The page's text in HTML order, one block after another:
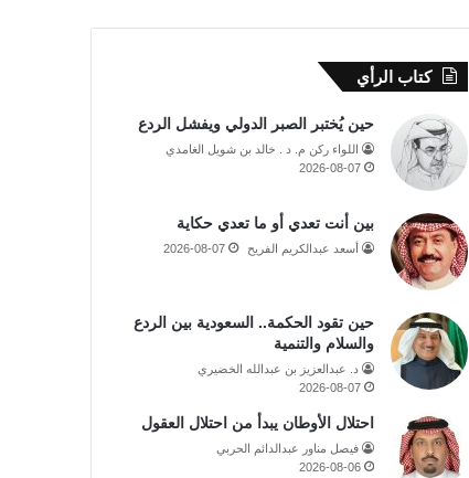
كتاب الرأي
حين يُختبر الصبر الدولي ويفشل الردع
اللواء ركن م. د . خالد بن شويل الغامدي
2026-08-07
بين أنت تعدي أو ما تعدي حكاية
أسعد عبدالكريم الفريح 2026-08-07
حين تقود الحكمة.. السعودية بين الردع
والسلام والتنمية
د. عبدالعزيز بن عبدالله الخضيري
2026-08-07
احتلال الأوطان يبدأ من احتلال العقول
فيصل مناور عبدالدائم الحربي
2026-08-06